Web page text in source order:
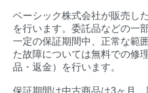
ベーシック株式会社が販売し
を行います。委託品などの一
一定の保証期間中、正常な範
た故障については無料での修
品・返金）を行います。
保証期間は中古商品は3ヶ月、